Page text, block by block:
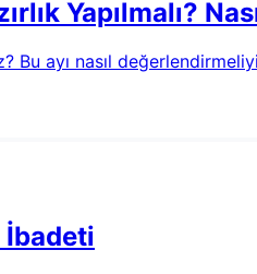
Yapılmalı?
Bu ayı nasıl
İbadeti